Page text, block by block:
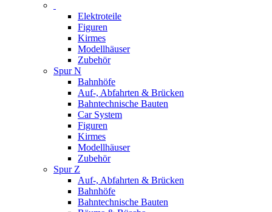
Elektroteile
Figuren
Kirmes
Modellhäuser
Zubehör
Spur N
Bahnhöfe
Auf-, Abfahrten & Brücken
Bahntechnische Bauten
Car System
Figuren
Kirmes
Modellhäuser
Zubehör
Spur Z
Auf-, Abfahrten & Brücken
Bahnhöfe
Bahntechnische Bauten